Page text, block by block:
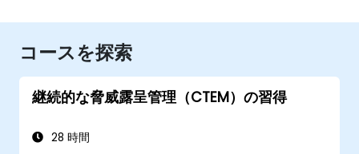
コースを探索
継続的な脅威露呈管理（CTEM）の習得
28 時間